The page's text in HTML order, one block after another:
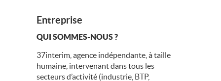
Entreprise
QUI SOMMES-NOUS ?
37interim, agence indépendante, à taille
humaine, intervenant dans tous les
secteurs d’activité (industrie, BTP,